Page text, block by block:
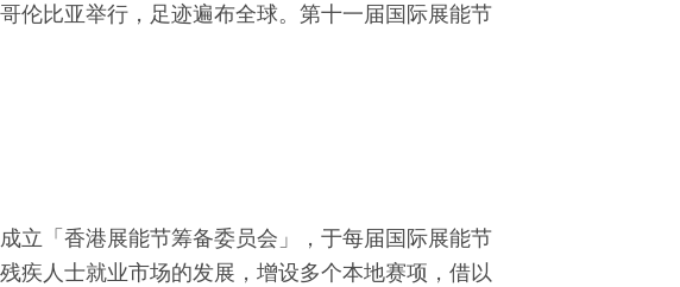
伦比亚举行，足迹遍布全球。第十一届国际展能节
立「香港展能节筹备委员会」，于每届国际展能节
疾人士就业市场的发展，增设多个本地赛项，借以